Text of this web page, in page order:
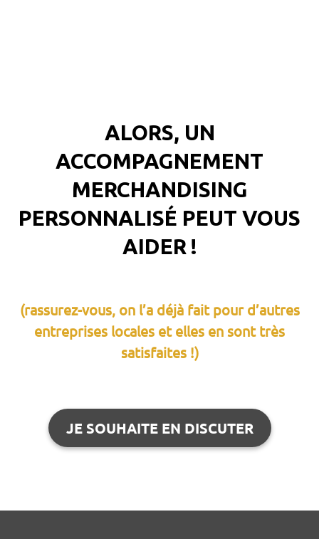
ALORS, UN
ACCOMPAGNEMENT
MERCHANDISING
PERSONNALISÉ PEUT VOUS
AIDER !
(rassurez-vous, on l’a déjà fait pour d’autres
entreprises locales et elles en sont très
satisfaites !)
JE SOUHAITE EN DISCUTER